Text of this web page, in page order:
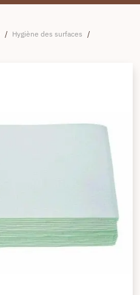
/ Hygiène des surfaces /